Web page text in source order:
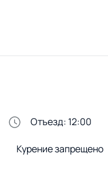
Отъезд: 12:00
Курение запрещено